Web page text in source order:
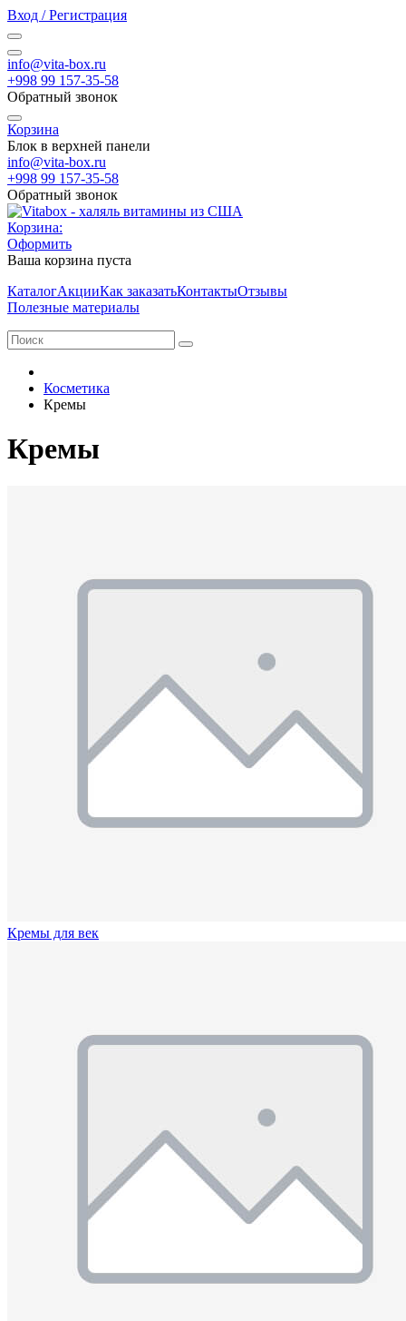
Вход / Регистрация
info@vita-box.ru
+998 99 157-35-58
Обратный звонок
Корзина
Блок в верхней панели
info@vita-box.ru
+998 99 157-35-58
Обратный звонок
Корзина:
Оформить
Ваша корзина пуста
КаталогАкцииКак заказатьКонтактыОтзывы
Полезные материалы
Косметика
Кремы
Кремы
Кремы для век